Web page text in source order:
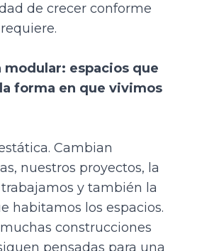
de crecer conforme
modular: espacios que
forma en que vivimos
Cambian
nuestros proyectos, la
y también la
habitamos los espacios.
construcciones
pensadas para una